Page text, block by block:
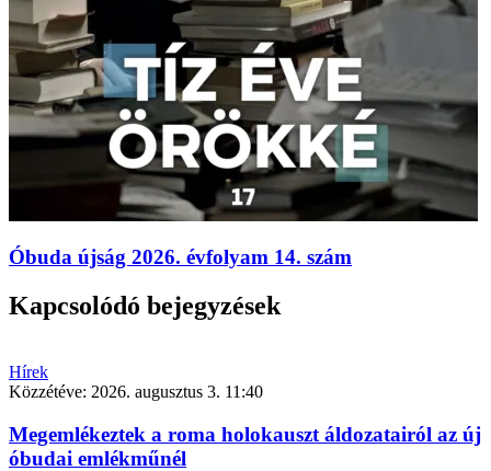
Óbuda újság 2026. évfolyam 14. szám
Kapcsolódó bejegyzések
Hírek
Közzétéve: 2026. augusztus 3. 11:40
Megemlékeztek a roma holokauszt áldozatairól az új
óbudai emlékműnél